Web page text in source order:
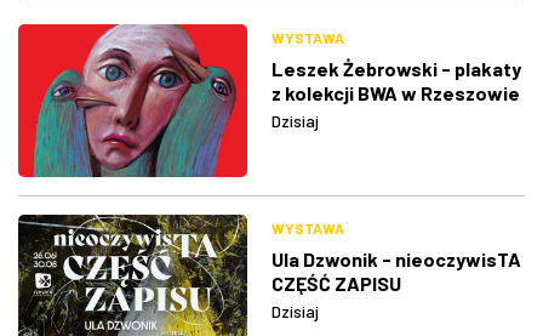
WYSTAWA
Leszek Żebrowski - plakaty
z kolekcji BWA w Rzeszowie
Dzisiaj
WYSTAWA
Ula Dzwonik - nieoczywisTA
CZĘŚĆ ZAPISU
Dzisiaj